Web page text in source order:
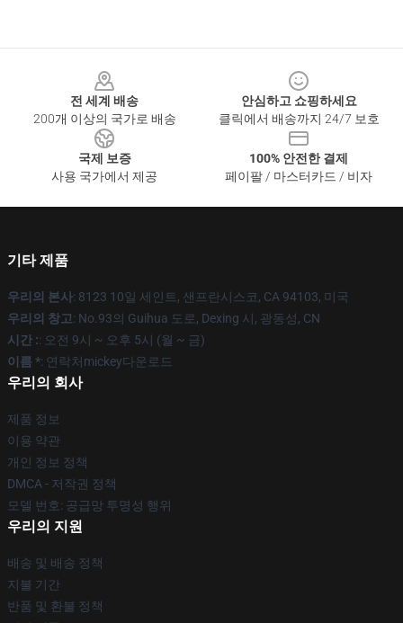
전 세계 배송
200개 이상의 국가로 배송
안심하고 쇼핑하세요
클릭에서 배송까지 24/7 보호
국제 보증
사용 국가에서 제공
100% 안전한 결제
페이팔 / 마스터카드 / 비자
기타 제품
우리의 본사: 8123 10일 세인트, 샌프란시스코, CA 94103, 미국
우리의 창고: No.93의 Guihua 도로, Dexing 시, 광동성, CN
시간 :: 오전 9시 ~ 오후 5시 (월 ~ 금)
이름 *: 연락처mickey다운로드
우리의 회사
제품 정보
이용 약관
개인 정보 정책
DMCA - 저작권 정책
모델 번호: 공급망 투명성 행위
우리의 지원
배송 및 배송 정책
지불 기간
반품 및 환불 정책